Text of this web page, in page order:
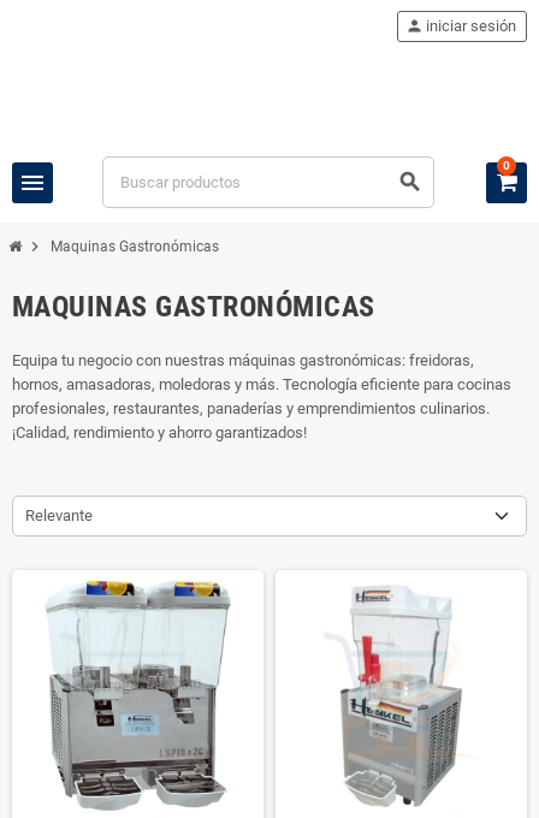
menu search
person iniciar sesión
0
chevron_right Maquinas Gastronómicas
MAQUINAS GASTRONÓMICAS
Equipa tu negocio con nuestras máquinas gastronómicas: freidoras,
hornos, amasadoras, moledoras y más. Tecnología eficiente para cocinas
profesionales, restaurantes, panaderías y emprendimientos culinarios.
¡Calidad, rendimiento y ahorro garantizados!
Relevante